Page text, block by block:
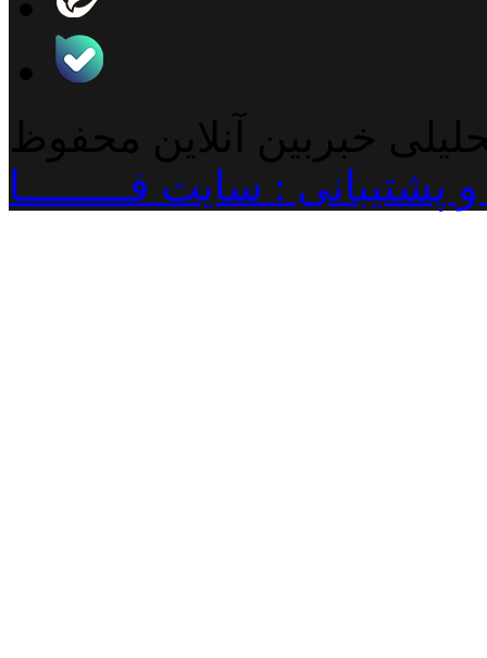
خبربین آنلاین محفوظ
: سایت فـــــــــا